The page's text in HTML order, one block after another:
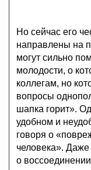
Но сейчас его
направлены на
могут сильно
молодости, о
коллегам, но
вопросы
шапка горит».
удобном и
говоря о
человека».
о